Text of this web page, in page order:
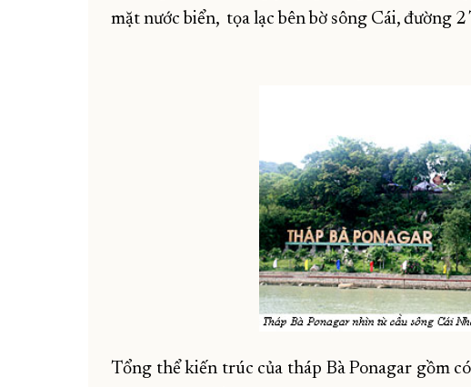
mặt nước biển, tọa lạc bên bờ sông Cái, đường
Tổng thể kiến trúc của tháp Bà Ponagar gồm